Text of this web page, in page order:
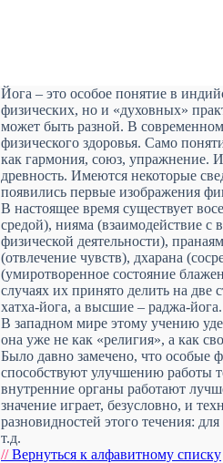
Йога – это особое понятие в
физических, но и «духовных»
может быть разной. В
физического здоровья. Само
как гармония, союз, упражнение.
древность. Имеются некоторые
появились первые изображения
В настоящее время существует
средой), нияма (взаимодействие с
физической деятельности),
(отвлечение чувств), дхарана
(умиротворенное состояние
случаях их принято делить на
хатха-йога, а высшие – раджа-йога.
В западном мире этому учению
она уже не как «религия», а как
Было давно замечено, что особые
способствуют улучшению работы
внутренние органы работают
значение играет, безусловно, и
разновидностей этого течения:
т.д.
//Вернуться к алфавитному списку